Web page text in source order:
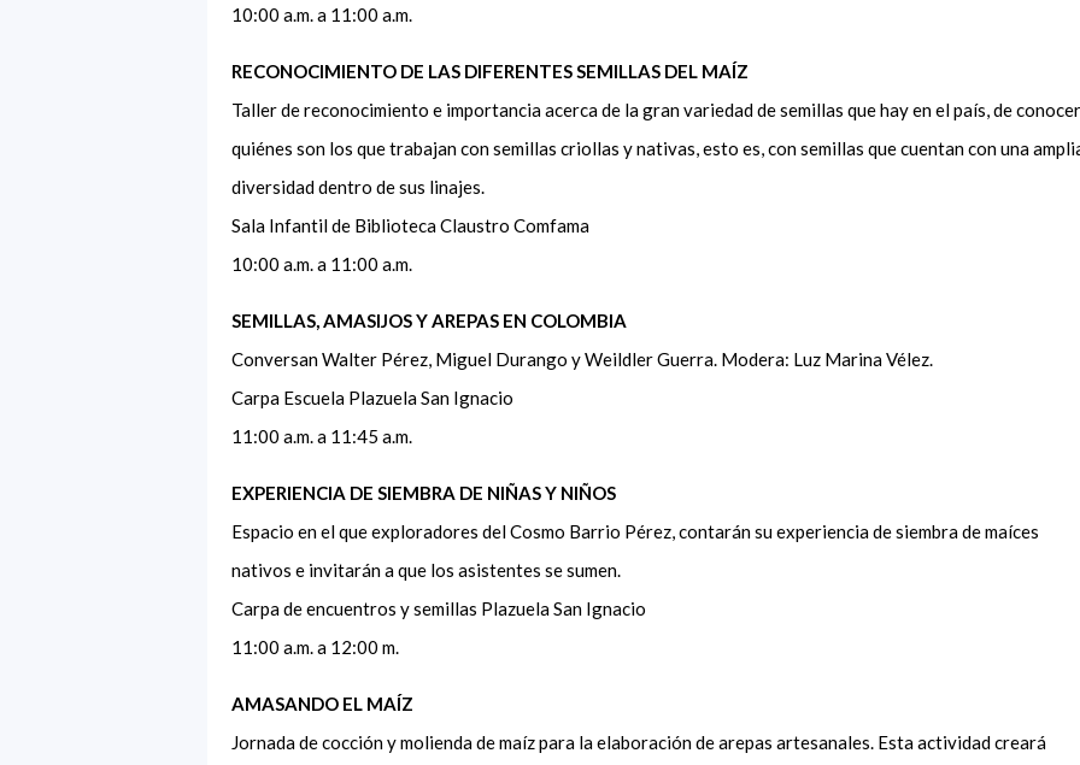
10:00 a.m. a 11:00 a.m.
RECONOCIMIENTO DE LAS DIFERENTES SEMILLAS DEL MAÍZ
Taller de reconocimiento e importancia acerca de la gran variedad de semillas que hay en el país, de conocer
quiénes son los que trabajan con semillas criollas y nativas, esto es, con semillas que cuentan con una
diversidad dentro de sus linajes.
Sala Infantil de Biblioteca Claustro Comfama
10:00 a.m. a 11:00 a.m.
SEMILLAS, AMASIJOS Y AREPAS EN COLOMBIA
Conversan Walter Pérez, Miguel Durango y Weildler Guerra. Modera: Luz Marina Vélez.
Carpa Escuela Plazuela San Ignacio
11:00 a.m. a 11:45 a.m.
EXPERIENCIA DE SIEMBRA DE NIÑAS Y NIÑOS
Espacio en el que exploradores del Cosmo Barrio Pérez, contarán su experiencia de siembra de maíces
nativos e invitarán a que los asistentes se sumen.
Carpa de encuentros y semillas Plazuela San Ignacio
11:00 a.m. a 12:00 m.
AMASANDO EL MAÍZ
Jornada de cocción y molienda de maíz para la elaboración de arepas artesanales. Esta actividad creará